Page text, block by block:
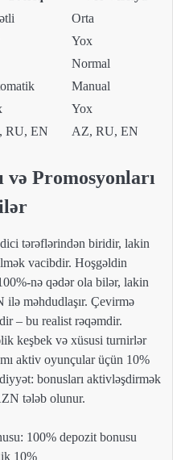
Orta
Yox
Normal
Manual
Yox
RU, EN AZ, RU, EN
Promosyonları
tərəflərindən biridir, lakin
vacibdir. Hoşgəldin
nə qədər ola bilər, lakin
məhdudlaşır. Çevirmə
– bu realist rəqəmdir.
keşbek və xüsusi turnirlər
aktiv oyunçular üçün 10%
bonusları aktivləşdirmək
tələb olunur.
100% depozit bonusu
10%